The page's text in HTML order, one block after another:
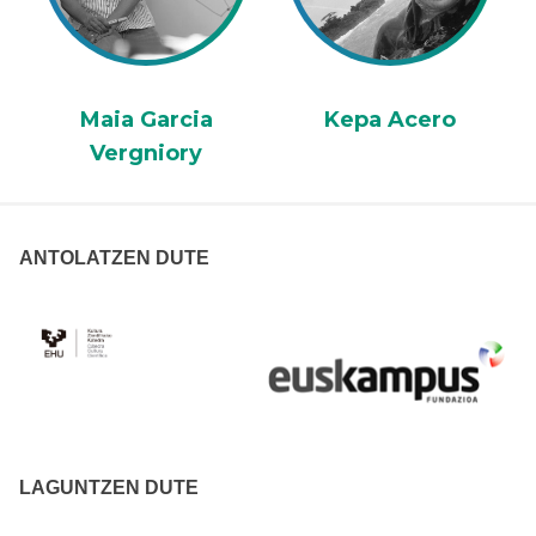
Maia Garcia
Vergniory
Kepa Acero
ANTOLATZEN DUTE
LAGUNTZEN DUTE